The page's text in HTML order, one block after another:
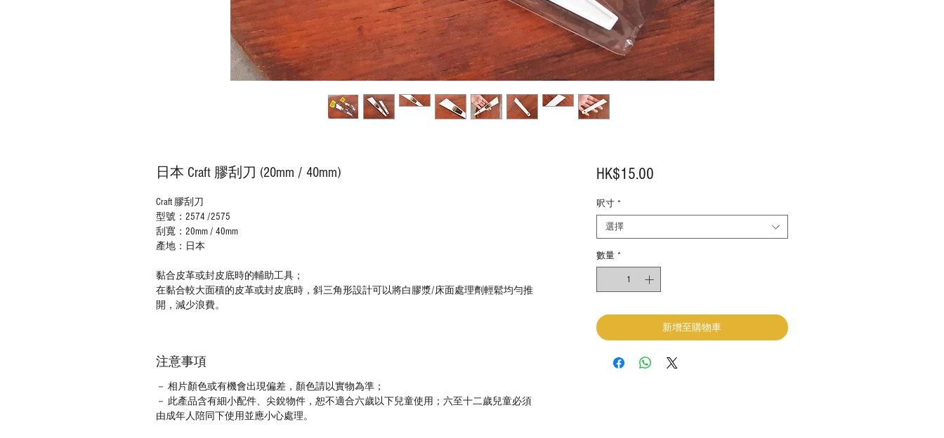
日本 Craft 膠刮刀 (20mm / 40mm)
Craft膠刮刀
型號： 2574 /2575
刮寬： 20mm / 40mm
產地：日本
黏合皮革或封皮底時的輔助工具；
在黏合較大面積的皮革或封皮底時， 斜三角形設計可以將白膠漿/床面處理劑輕鬆均勻推
開，減少浪費。
注意事項
－ 相片顏色或有機會出現偏差，顏色請以實物為準；
－ 此產品含有細小配件、尖銳物件，恕不適合六歲以下兒童使用；六至十二歲兒童必須
由成年人陪同下使用並應小心處理。
HK$15.00價
呎寸 *
選擇
數量 *
新增至購物車